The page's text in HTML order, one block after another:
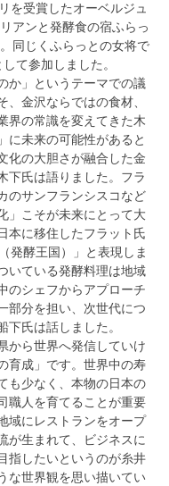
を受賞したオーベルジュ
アンと発酵食の宿ふらっ
同じくふらっとの女将で
て参加しました。
か」というテーマでの議
金沢ならではの食材、
界の常識を変えてきた木
に未来の可能性があると
化の大胆さが融合した金
下氏は語りました。フラ
のサンフランシスコなど
」こそが未来にとって大
本に移住したフラット氏
発酵王国）」と表現しま
いている発酵料理は地域
のシェフからアプローチ
部分を担い、次世代につ
氏は話しました。
から世界へ発信していけ
育成」です。世界中の寿
も少なく、本物の日本の
職人を育てることが重要
域にレストランをオープ
が生まれて、ビジネスに
指したいというのが糸井
な世界観を思い描いてい